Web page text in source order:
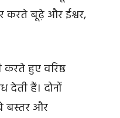
करते बूढ़े और ईश्वर,
हुए वरिष्ठ
हैं। दोनों
बस्तर और